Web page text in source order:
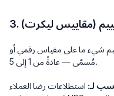
(مقاييس ليكرت)
شيء ما على مقياس رقمي أو
مُسمّى — عادةً من 1 إلى 5.
لـ: استطلاعات رضا العملاء (CSAT)، استطلاعات مشاركة